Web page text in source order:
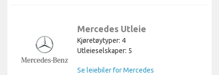
Mercedes Utleie
Kjøretøytyper: 4
Utleieselskaper: 5
Se leiebiler for Mercedes